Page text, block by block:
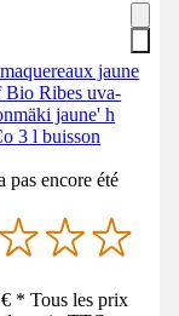
jaune
Bio Ribes uva-
jaune' h
3 l buisson
pas encore été
* Tous les prix